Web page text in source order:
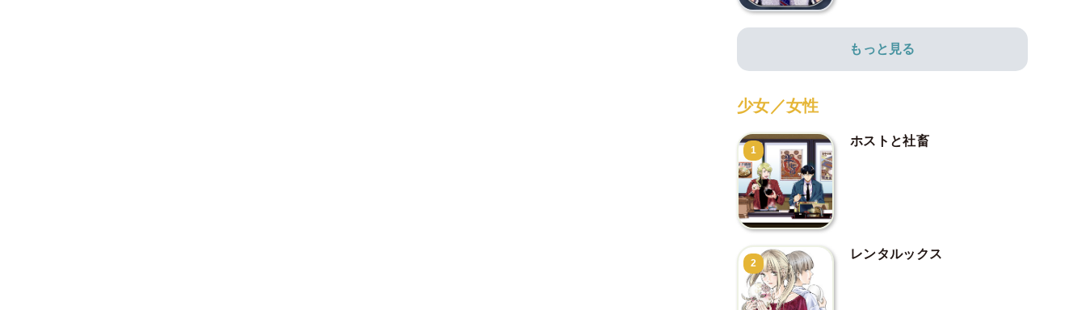
もっと見る
少女／女性
1
ホストと社畜
2
レンタルックス